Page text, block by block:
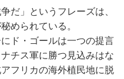
だ」というフレーズは、
められている。
ド・ゴールは一つの提言
チス軍に勝つ見込みはな
フリカの海外植民地に脱